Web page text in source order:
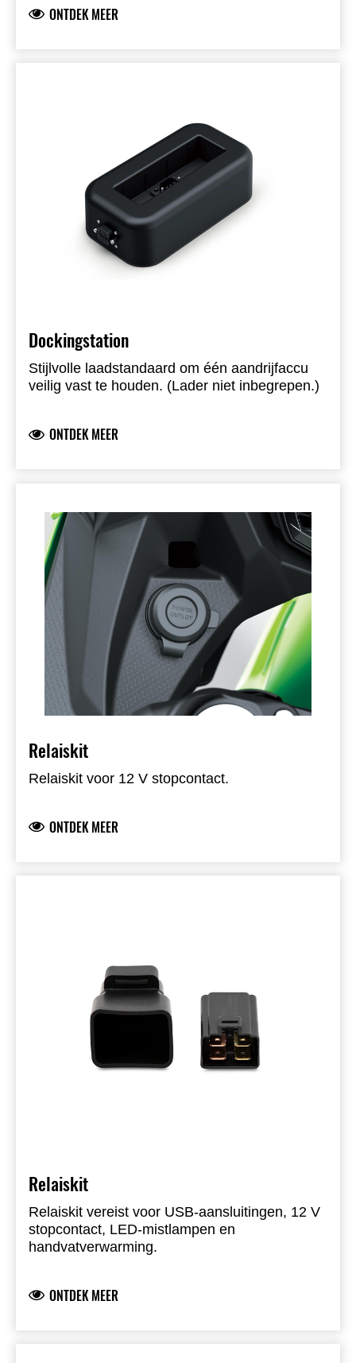
ONTDEK MEER
Dockingstation
Stijlvolle laadstandaard om één aandrijfaccu
veilig vast te houden. (Lader niet inbegrepen.)
ONTDEK MEER
Relaiskit
Relaiskit voor 12 V stopcontact.
ONTDEK MEER
Relaiskit
Relaiskit vereist voor USB-aansluitingen, 12 V
stopcontact, LED-mistlampen en
handvatverwarming.
ONTDEK MEER